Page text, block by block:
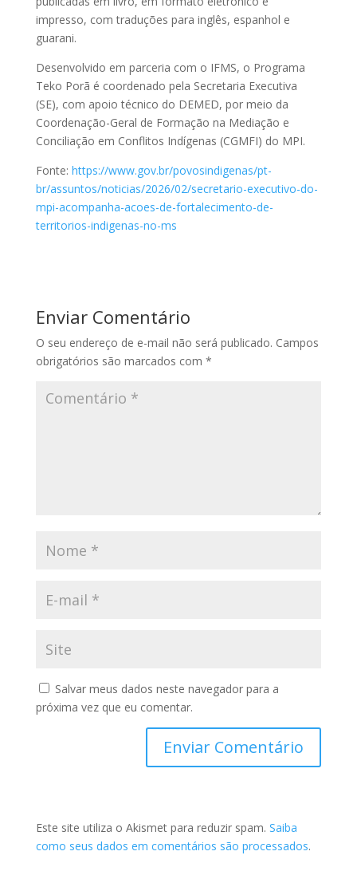
impresso, com traduções para inglês, espanhol e
guarani.
Desenvolvido em parceria com o IFMS, o Programa
Teko Porã é coordenado pela Secretaria Executiva
(SE), com apoio técnico do DEMED, por meio da
Coordenação-Geral de Formação na Mediação e
Conciliação em Conflitos Indígenas (CGMFI) do MPI.
Fonte: https://www.gov.br/povosindigenas/pt-
br/assuntos/noticias/2026/02/secretario-executivo-do-
mpi-acompanha-acoes-de-fortalecimento-de-
territorios-indigenas-no-ms
Enviar Comentário
O seu endereço de e-mail não será publicado. Campos
obrigatórios são marcados com *
Salvar meus dados neste navegador para a
próxima vez que eu comentar.
Este site utiliza o Akismet para reduzir spam. Saiba
como seus dados em comentários são processados.